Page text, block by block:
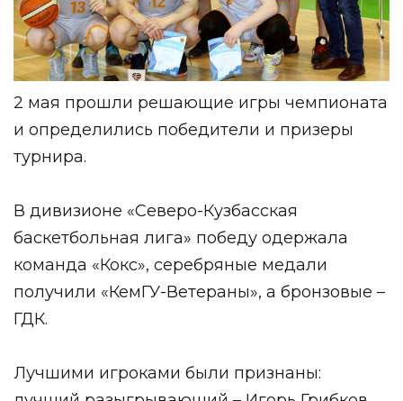
2 мая прошли решающие игры чемпионата
и определились победители и призеры
турнира.
В дивизионе «Северо-Кузбасская
баскетбольная лига» победу одержала
команда «Кокс», серебряные медали
получили «КемГУ-Ветераны», а бронзовые –
ГДК.
Лучшими игроками были признаны: